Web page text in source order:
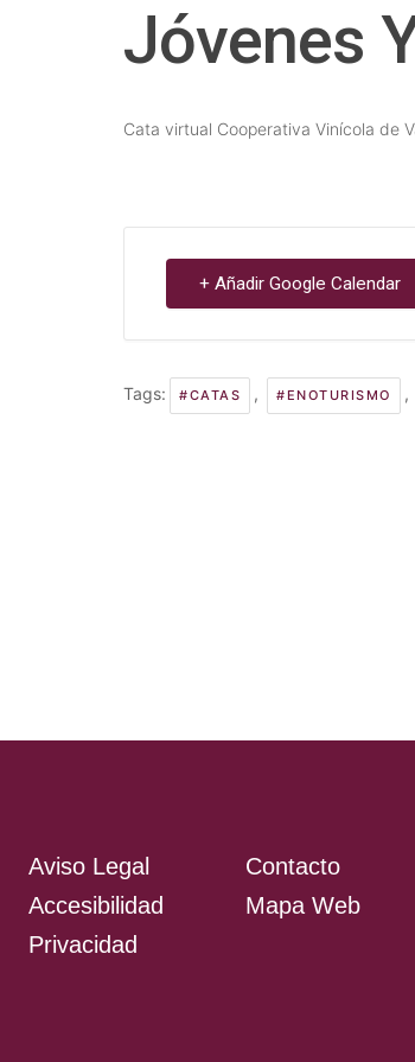
Jóvenes
Cata virtual Cooperativa Vinícola de
+ Añadir Google Calendar
Tags: #CATAS , #ENOTURISMO ,
Aviso Legal
Accesibilidad
Privacidad
Contacto
Mapa Web